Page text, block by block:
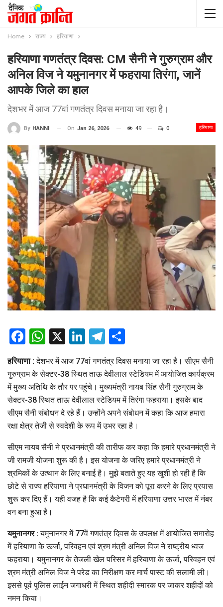
Home राज्य हरियाणा
हरियाणा गणतंत्र दिवस: CM सैनी ने गुरुग्राम और
अनिल विज ने यमुनानगर में फहराया तिरंगा, जानें
आपके जिले का हाल
देशभर में आज 77वां गणतंत्र दिवस मनाया जा रहा है।
हरियाणा
By HANNI On Jan 26, 2026 49 0
Facebook
WhatsApp
X LinkedIn
Telegram
हरियाणा :देशभर में आज 77वां गणतंत्र दिवस मनाया जा रहा है। सीएम सैनी
गुरुग्राम के सेक्टर-38 स्थित ताऊ देवीलाल स्टेडियम में आयोजित कार्यक्रम
में मुख्य अतिथि के तौर पर पहुंचे। मुख्यमंत्री नायब सिंह सैनी गुरुग्राम के
सेक्टर-38 स्थित ताऊ देवीलाल स्टेडियम में तिरंगा फहराया। इसके बाद
सीएम सैनी संबोधन दे रहे हैं। उन्होंने अपने संबोधन में कहा कि आज हमारा
रक्षा क्षेत्र तेजी से स्वदेशी के रूप में उभर रहा है।
सीएम नायब सैनी ने प्रधानमंत्री की तारीफ कर कहा कि हमारे प्रधानमंत्री ने
जी रामजी योजना शुरू की है। इस योजना के जरिए हमारे प्रधानमंत्री ने
श्रमिकों के उत्थान के लिए बनाई है। मुझे बताते हुए यह खुशी हो रही है कि
छोटे से राज्य हरियाणा ने प्रधानमंत्री के विजन को पूरा करने के लिए प्रयास
शुरू कर दिए हैं। यही वजह है कि कई कैटेगरी में हरियाणा उत्तर भारत में नंबर
वन बना हुआ है।
यमुनानगर :यमुनानगर में 77वें गणतंत्र दिवस के उपलक्ष में आयोजित समारोह
में हरियाणा के ऊर्जा, परिवहन एवं श्रम मंत्री अनिल विज ने राष्ट्रीय ध्वज
फहराया। यमुनानगर के तेजली खेल परिसर में हरियाणा के ऊर्जा, परिवहन एवं
श्रम मंत्री अनिल विज ने परेड का निरीक्षण कर मार्च पास्ट की सलामी ली।
इससे पूर्व पुलिस लाईन जगाधरी में स्थित शहीदी स्मारक पर जाकर शहीदों को
नमन किया।